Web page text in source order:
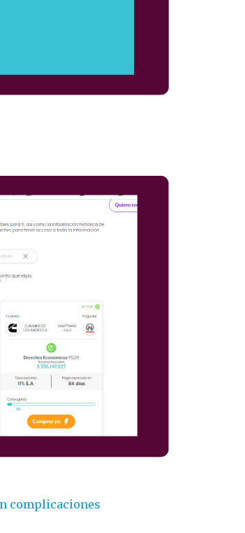
complicaciones